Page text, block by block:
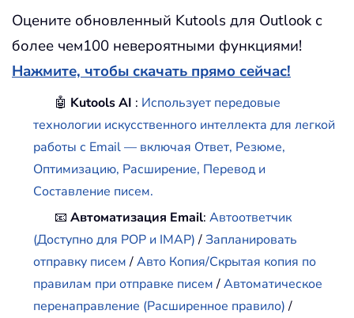
Оцените обновленный Kutools для Outlook с
более чем100 невероятными функциями!
Нажмите, чтобы скачать прямо сейчас!
🤖 Kutools AI : Использует передовые
технологии искусственного интеллекта для легкой
работы с Email — включая Ответ, Резюме,
Оптимизацию, Расширение, Перевод и
Составление писем.
📧Автоматизация Email:Автоответчик
(Доступно для POP и IMAP)/Запланировать
отправку писем/Авто Копия/Скрытая копия по
правилам при отправке писем/Автоматическое
перенаправление (Расширенное правило)/